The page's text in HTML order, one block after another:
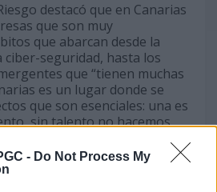
- Do Not Process My
destacó que en Canarias
que son muy
que abarcan desde la
ciber-seguridad, hasta los
que “tienen muchas
es un lugar donde se
que son esenciales: una es
sin talento no hacemos
el talento que vive aquí,
fuera”, aseguró.